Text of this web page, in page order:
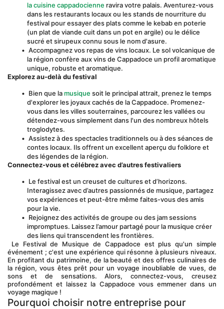
la cuisine cappadocienne ravira votre palais. Aventurez-vous
dans les restaurants locaux ou les stands de nourriture du
festival pour essayer des plats comme le kebab en poterie
(un plat de viande cuit dans un pot en argile) ou le délice
sucré et sirupeux connu sous le nom d'asure.
Accompagnez vos repas de vins locaux. Le sol volcanique de
la région confère aux vins de Cappadoce un profil aromatique
unique, robuste et aromatique.
Explorez au-delà du festival
Bien que la musique soit le principal attrait, prenez le temps
d'explorer les joyaux cachés de la Cappadoce. Promenez-
vous dans les villes souterraines, parcourez les vallées ou
détendez-vous simplement dans l'un des nombreux hôtels
troglodytes.
Assistez à des spectacles traditionnels ou à des séances de
contes locaux. Ils offrent un excellent aperçu du folklore et
des légendes de la région.
Connectez-vous et célébrez avec d’autres festivaliers
Le festival est un creuset de cultures et d’horizons.
Interagissez avec d’autres passionnés de musique, partagez
vos expériences et peut-être même faites-vous des amis
pour la vie.
Rejoignez des activités de groupe ou des jam sessions
impromptues. Laissez l’amour partagé pour la musique créer
des liens qui transcendent les frontières.
événement ; c'est une expérience qui résonne à plusieurs niveaux.
En profitant du patrimoine, de la beauté et des offres culinaires de
la région, vous êtes prêt pour un voyage inoubliable de vues, de
sons et de sensations. Alors, connectez-vous, creusez
profondément et laissez la Cappadoce vous emmener dans un
voyage magique !
Pourquoi choisir notre entreprise pour